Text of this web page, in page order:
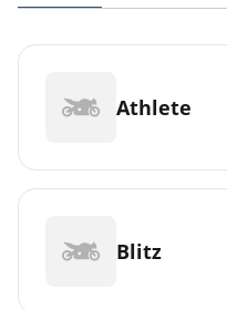
Athlete
Blitz